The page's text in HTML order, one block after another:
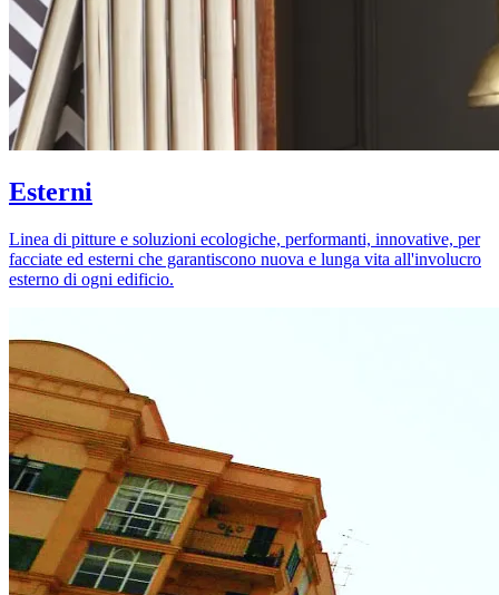
Esterni
Linea di pitture e soluzioni ecologiche, performanti, innovative, per
facciate ed esterni che garantiscono nuova e lunga vita all'involucro
esterno di ogni edificio.